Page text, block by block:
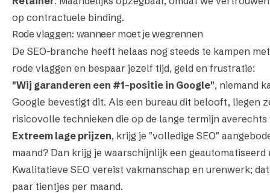
op contractuele binding.
Rode vlaggen: wanneer moet je wegrennen
De SEO-branche heeft helaas nog steeds te kampen
rode vlaggen en bespaar jezelf tijd, geld en frustratie:
"Wij garanderen een #1-positie in Google", niemand
Google bevestigt dit. Als een bureau dit belooft, liegen
risicovolle technieken die op de lange termijn averechts
Extreem lage prijzen, krijg je "volledige SEO"
maand? Dan krijg je waarschijnlijk een
Kwalitatieve SEO vereist vakmanschap en urenwerk;
paar tientjes per maand.